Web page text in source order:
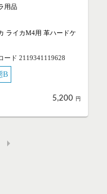
用品
ライカM4用 革ハードケ
ード 2119341119628
B
5,200 円